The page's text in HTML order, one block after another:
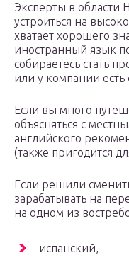
Эксперты в области
устроиться на
хватает хорошего
иностранный язык
собираетесь стать
или у компании
Если вы много
объясняться с
английского
(также пригодится
Если решили
зарабатывать на
на одном из
испанский,